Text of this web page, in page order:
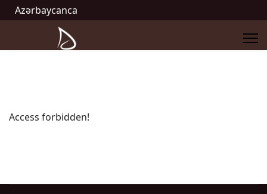
Azərbaycanca
Access forbidden!